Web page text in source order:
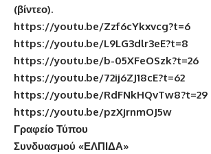
(βίντεο).
https://youtu.be/Zzf6cYkxvcg?t=6
https://youtu.be/L9LG3dlr3eE?t=8
https://youtu.be/b-05XFeOSzk?t=26
https://youtu.be/72ij6ZJ18cE?t=62
https://youtu.be/RdFNkHQvTw8?t=29
https://youtu.be/pzXjrnmOJ5w
Γραφείο Τύπου
Συνδυασμού «ΕΛΠΙΔΑ»